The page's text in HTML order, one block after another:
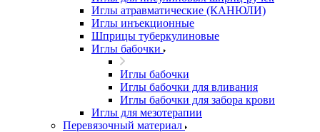
Иглы атравматические (КАНЮЛИ)
Иглы инъекционные
Шприцы туберкулиновые
Иглы бабочки
Иглы бабочки
Иглы бабочки для вливания
Иглы бабочки для забора крови
Иглы для мезотерапии
Перевязочный материал